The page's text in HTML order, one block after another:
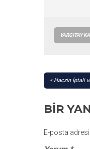
YARGITAY
YAZI
Haczin İptali
BIR
E-posta